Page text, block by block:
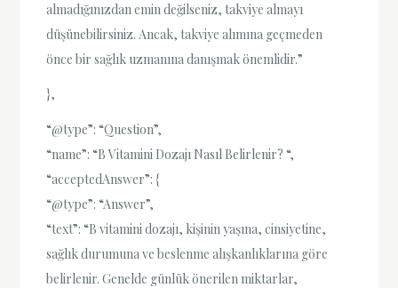
almadığınızdan emin değilseniz, takviye almayı
düşünebilirsiniz. Ancak, takviye alımına geçmeden
önce bir sağlık uzmanına danışmak önemlidir.”
},
“@type”: “Question”,
“name”: “B Vitamini Dozajı Nasıl Belirlenir? “,
“acceptedAnswer”: {
“@type”: “Answer”,
“text”: “B vitamini dozajı, kişinin yaşına, cinsiyetine,
sağlık durumuna ve beslenme alışkanlıklarına göre
belirlenir. Genelde günlük önerilen miktarlar,